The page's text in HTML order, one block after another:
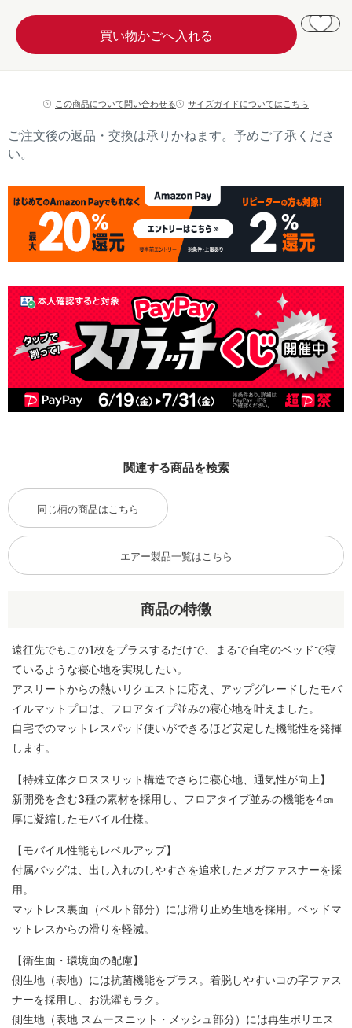
この商品について問い合わせる サイズガイドについてはこちら
ご注文後の返品・交換は承りかねます。予めご了承くださ
い。
商品の特徴
遠征先でもこの1枚をプラスするだけで、まるで自宅のベッドで寝
ているような寝心地を実現したい。
アスリートからの熱いリクエストに応え、アップグレードしたモバ
イルマットプロは、フロアタイプ並みの寝心地を叶えました。
自宅でのマットレスパッド使いができるほど安定した機能性を発揮
します。
【特殊立体クロススリット構造でさらに寝心地、通気性が向上】
新開発を含む3種の素材を採用し、フロアタイプ並みの機能を4㎝
厚に凝縮したモバイル仕様。
【モバイル性能もレベルアップ】
付属バッグは、出し入れのしやすさを追求したメガファスナーを採
用。
マットレス裏面（ベルト部分）には滑り止め生地を採用。ベッドマ
ットレスからの滑りを軽減。
【衛生面・環境面の配慮】
側生地（表地）には抗菌機能をプラス。着脱しやすいコの字ファス
ナーを採用し、お洗濯もラク。
側生地（表地 スムースニット・メッシュ部分）には再生ポリエス
関連する商品を検索
同じ柄の商品はこちら
エアー製品一覧はこちら